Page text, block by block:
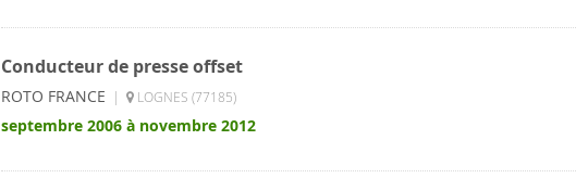
Conducteur de presse offset
ROTO FRANCE | LOGNES (77185)
septembre 2006 à novembre 2012